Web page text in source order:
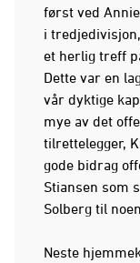
først ved
i
et herlig treff
Dette var en
vår dyktige
mye av det
tilrettelegger,
gode bidrag
Stiansen som
Solberg til
Neste